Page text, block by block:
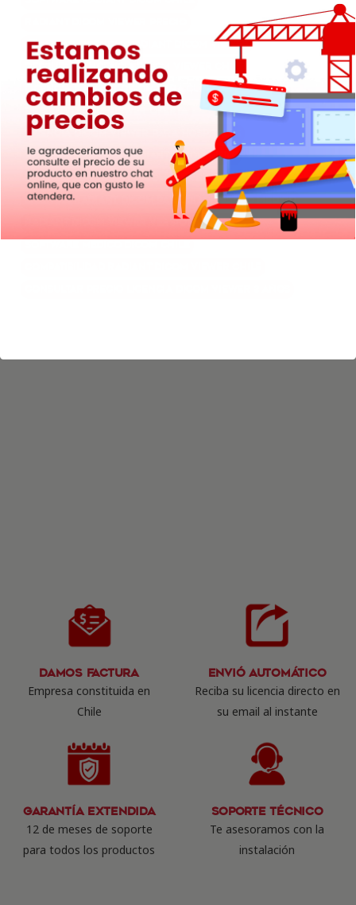
Comprar Licencia RadiANT Dicom Viewer
Descuento Licencia Dicom Viewer Chile
Licencia RadiANT Dicom para Clínicas
RadiANT Dicom Viewer Oferta
Licencia Dicom Viewer para Hospitales
Adquirir Licencia RadiANT Dicom Chile
Beneficios RadiANT Dicom Viewer
Licencia RadiANT Dicom para Diagnóstico Médico
RadiANT Dicom Viewer Version 3 Años
Damos Factura
Empresa constituida en
Chile
Envió Automático
Reciba su licencia directo en
su email al instante
Garantía Extendida
12 de meses de soporte
para todos los productos
Soporte Técnico
Te asesoramos con la
instalación